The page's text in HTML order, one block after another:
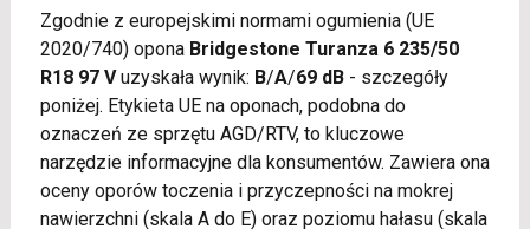
Zgodnie z europejskimi normami ogumienia (UE
2020/740) opona Bridgestone Turanza 6 235/50
R18 97 Vuzyskała wynik: B/A/69 dB- szczegóły
poniżej. Etykieta UE na oponach, podobna do
oznaczeń ze sprzętu AGD/RTV, to kluczowe
narzędzie informacyjne dla konsumentów. Zawiera ona
oceny oporów toczenia i przyczepności na mokrej
nawierzchni (skala A do E) oraz poziomu hałasu (skala